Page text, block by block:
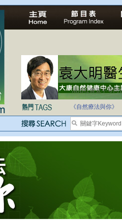
法治社會並不等同
自家教育合法化-
《自然療法與你》